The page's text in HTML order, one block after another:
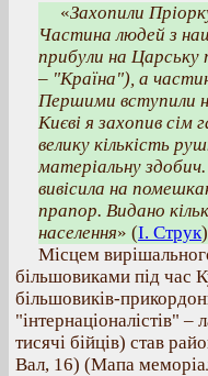
«Захопили
Частина людей з
прибули на Царську
– "Країна"), а
Першими вступили
Києві я захопив сім
велику кількість
матеріальну
вивісила на
прапор. Видано
населення» (І. Струк
Місцем
більшовиками під час
більшовиків-
"інтернаціоналістів" –
тисячі бійців) став
Вал, 16) (Мапа